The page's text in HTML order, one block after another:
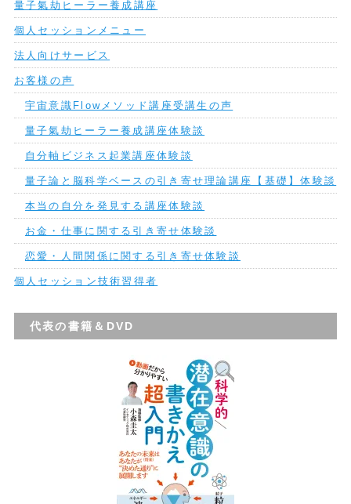
量子氣劫ヒーラー養成講座
個人セッションメニュー
法人向けサービス
お客様の声
宇宙意識Flowメソッド講座受講生の声
量子氣劫ヒーラー養成講座体験談
自分軸ビジネス起業講座体験談
量子論と脳科学ベースの引き寄せ理論講座【基礎】体験談
本当の自分を発見する講座体験談
お金・仕事に関する引き寄せ体験談
恋愛・人間関係に関する引き寄せ体験談
個人セッション技術習得者
代表の書籍＆DVD